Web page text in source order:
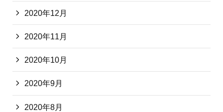
2020年12月
2020年11月
2020年10月
2020年9月
2020年8月